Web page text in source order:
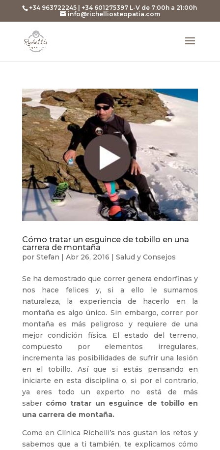
+34 963722245 | +34 601275397 L-V de 7:00h a 21:00h
info@richelliosteopatia.com
Cómo tratar un esguince de tobillo en una
carrera de montaña
por Stefan | Abr 26, 2016 | Salud y Consejos
Se ha demostrado que correr genera endorfinas y
nos hace felices y, si a ello le sumamos
naturaleza, la experiencia de hacerlo en la
montaña es algo único. Sin embargo, correr por
montaña es más peligroso y requiere de una
mejor condición física. El estado del terreno,
compuesto por elementos irregulares,
incrementa las posibilidades de sufrir una lesión
en el tobillo. Así que si estás pensando en
iniciarte en esta disciplina o, si por el contrario,
ya eres todo un experto no está de más
saber cómo tratar un esguince de tobillo en
una carrera de montaña.
Como en Clínica Richelli’s nos gustan los retos y
sabemos que a ti también, te explicamos cómo